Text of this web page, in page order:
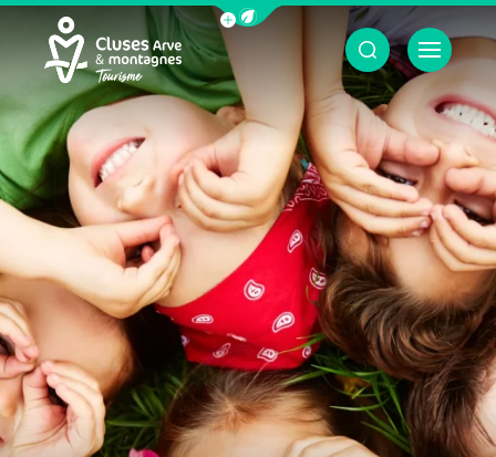
Afficher la barre de navigation du
Cluses Arve &amp; montagnes
Menu